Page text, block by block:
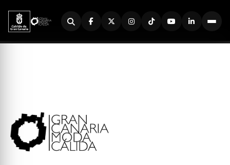
Buscador